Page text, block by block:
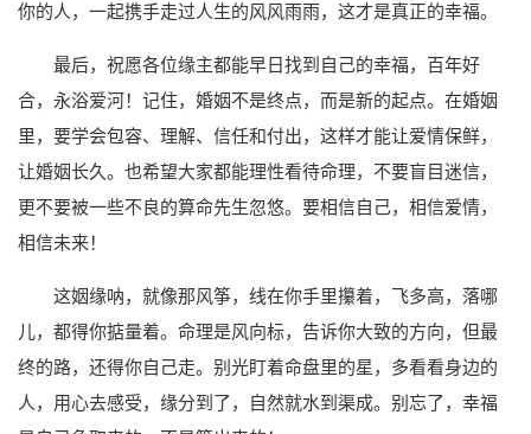
你的人，一起携手走过人生的风风雨雨，这才是真正的幸福。
最后，祝愿各位缘主都能早日找到自己的幸福，百年好
合，永浴爱河！记住，婚姻不是终点，而是新的起点。在婚姻
里，要学会包容、理解、信任和付出，这样才能让爱情保鲜，
让婚姻长久。也希望大家都能理性看待命理，不要盲目迷信，
更不要被一些不良的算命先生忽悠。要相信自己，相信爱情，
相信未来！
这姻缘呐，就像那风筝，线在你手里攥着，飞多高，落哪
儿，都得你掂量着。命理是风向标，告诉你大致的方向，但最
终的路，还得你自己走。别光盯着命盘里的星，多看看身边的
人，用心去感受，缘分到了，自然就水到渠成。别忘了，幸福